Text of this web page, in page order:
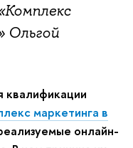
Ольгой
квалификации
маркетинга в
онлайн-